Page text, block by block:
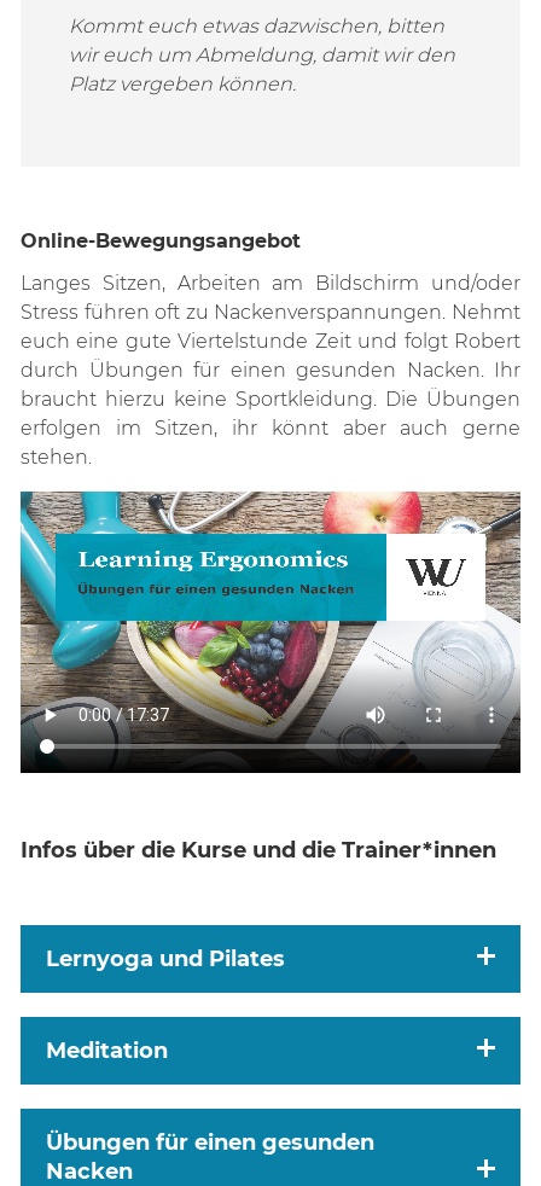
Kommt euch etwas dazwischen, bitten
wir euch um Abmeldung, damit wir den
Platz vergeben können.
Online-Bewegungsangebot
Langes Sitzen, Arbeiten am Bildschirm und/oder
Stress führen oft zu Nackenverspannungen. Nehmt
euch eine gute Viertelstunde Zeit und folgt Robert
durch Übungen für einen gesunden Nacken. Ihr
braucht hierzu keine Sportkleidung. Die Übungen
erfolgen im Sitzen, ihr könnt aber auch gerne
stehen.
Infos über die Kurse und die Trainer*innen
Lernyoga und Pilates
Meditation
Übungen für einen gesunden
Nacken